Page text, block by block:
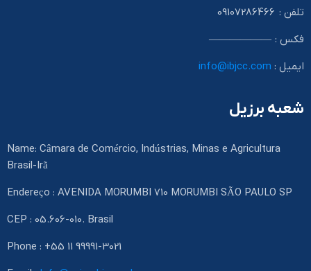
تلفن : 09107286466
فکس : ——————
ایمیل : info@ibjcc.com
شعبه برزیل
Name: Câmara de Comércio, Indústrias, Minas e Agricultura
Brasil-Irã
Endereço : AVENIDA MORUMBI 710 MORUMBI SÃO PAULO SP
CEP : 05.606-010. Brasil
Phone : +55 11 99991-3021